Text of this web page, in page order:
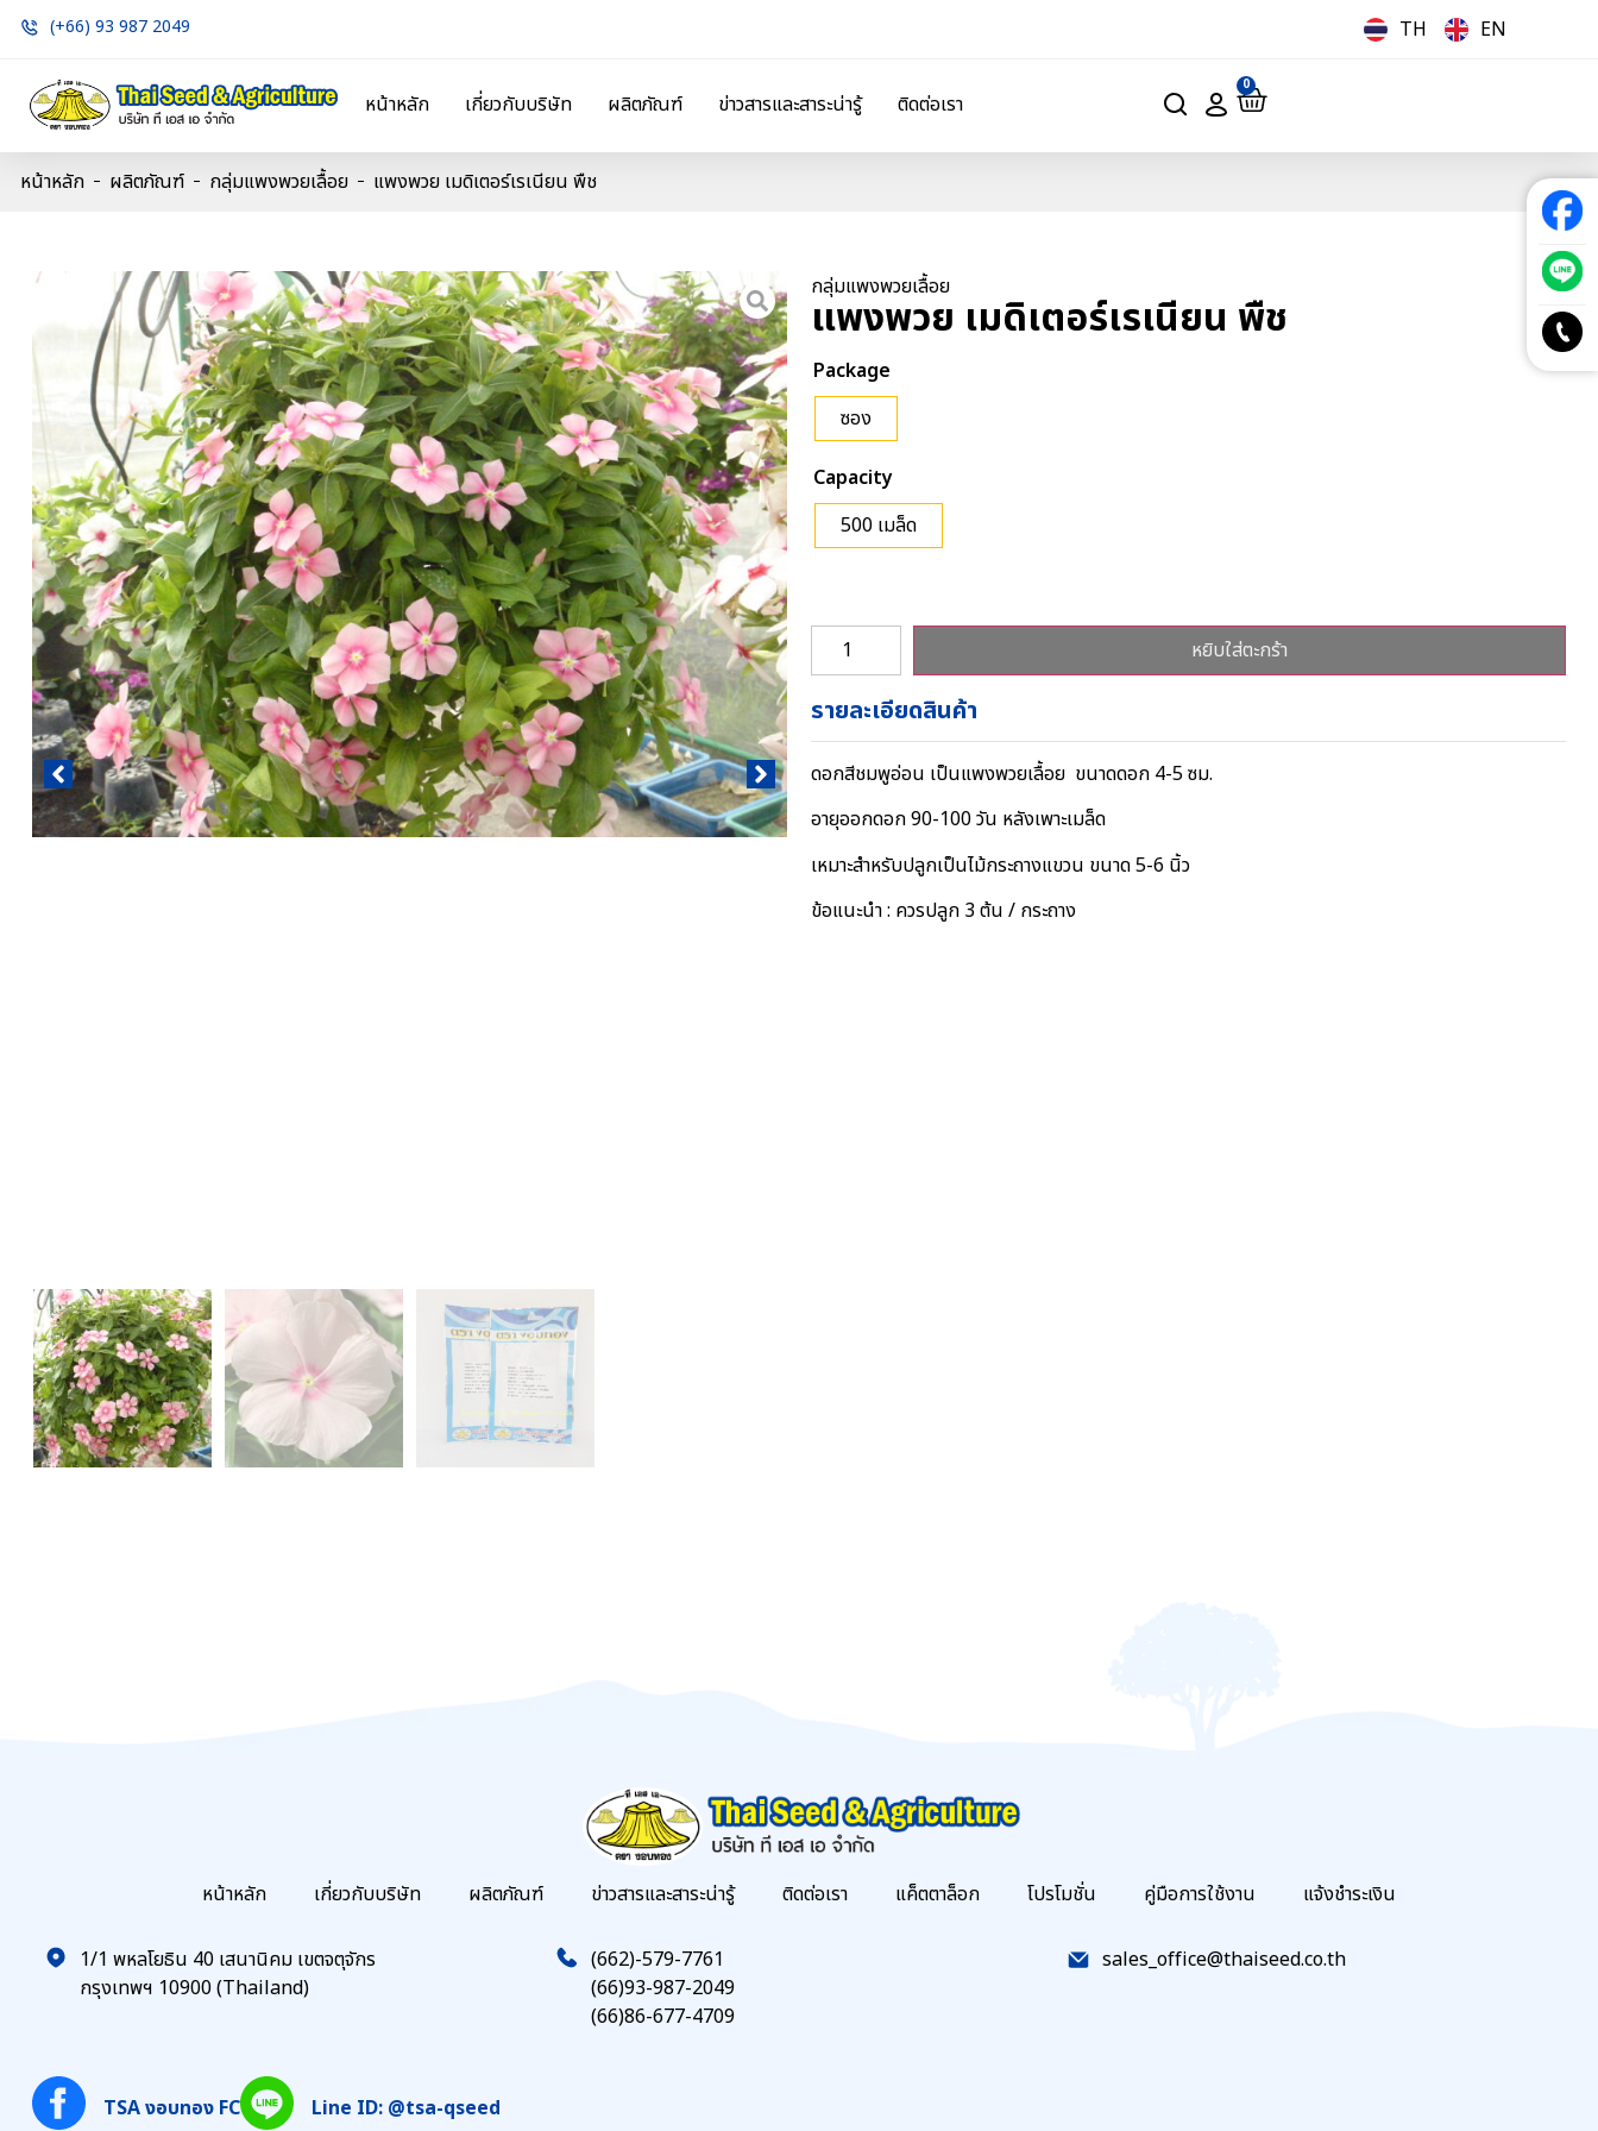
(+66) 93 987 2049 TH EN
หน้าหลัก เกี่ยวกับบริษัท ผลิตภัณฑ์ ข่าวสารและสาระน่ารู้ ติดต่อเรา
0
หน้าหลัก ผลิตภัณฑ์ กลุ่มแพงพวยเลื้อย แพงพวย เมดิเตอร์เรเนียน พืช
กลุ่มแพงพวยเลื้อย
แพงพวย เมดิเตอร์เรเนียน พืช
Package
ซอง
Capacity
500 เมล็ด
หยิบใส่ตะกร้า
รายละเอียดสินค้า
ดอกสีชมพูอ่อน เป็นแพงพวยเลื้อย ขนาดดอก 4-5 ซม.
อายุออกดอก 90-100 วัน หลังเพาะเมล็ด
เหมาะสำหรับปลูกเป็นไม้กระถางแขวน ขนาด 5-6 นิ้ว
ข้อแนะนำ : ควรปลูก 3 ต้น / กระถาง
หน้าหลัก เกี่ยวกับบริษัท ผลิตภัณฑ์ ข่าวสารและสาระน่ารู้ ติดต่อเรา แค็ตตาล็อก โปรโมชั่น คู่มือการใช้งาน แจ้งชำระเงิน
1/1 พหลโยธิน 40 เสนานิคม เขตจตุจักร
กรุงเทพฯ 10900 (Thailand)
(662)-579-7761
(66)93-987-2049
(66)86-677-4709
sales_office@thaiseed.co.th
TSA งอบทอง FC Line ID: @tsa-qseed